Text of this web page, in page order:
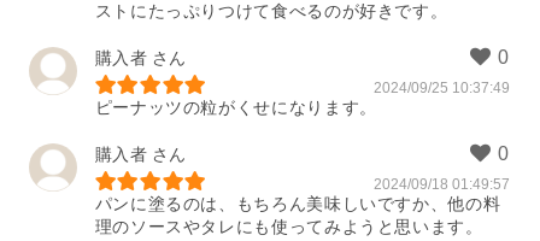
ストにたっぷりつけて食べるのが好きです。
購入者
2024/09/25 10:37:49
ピーナッツの粒がくせになります。
購入者
2024/09/18 01:49:57
パンに塗るのは、もちろん美味しいですか、他の料
理のソースやタレにも使ってみようと思います。